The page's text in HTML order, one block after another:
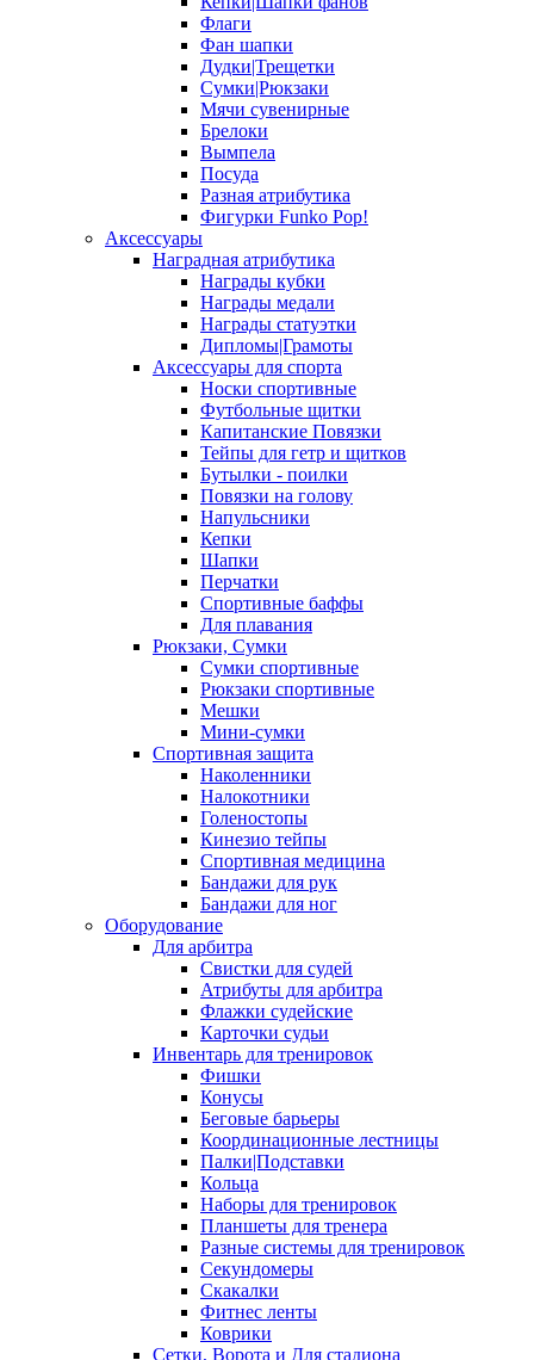
Флаги
Фан шапки
Дудки|Трещетки
Сумки|Рюкзаки
Мячи сувенирные
Брелоки
Вымпела
Посуда
Разная атрибутика
Фигурки Funko Pop!
Аксессуары
Наградная атрибутика
Награды кубки
Награды медали
Награды статуэтки
Дипломы|Грамоты
Аксессуары для спорта
Носки спортивные
Футбольные щитки
Капитанские Повязки
Тейпы для гетр и щитков
Бутылки - поилки
Повязки на голову
Напульсники
Кепки
Шапки
Перчатки
Спортивные баффы
Для плавания
Рюкзаки, Сумки
Сумки спортивные
Рюкзаки спортивные
Мешки
Мини-сумки
Спортивная защита
Наколенники
Налокотники
Голеностопы
Кинезио тейпы
Спортивная медицина
Бандажи для рук
Бандажи для ног
Оборудование
Для арбитра
Свистки для судей
Атрибуты для арбитра
Флажки судейские
Карточки судьи
Инвентарь для тренировок
Фишки
Конусы
Беговые барьеры
Координационные лестницы
Палки|Подставки
Кольца
Наборы для тренировок
Планшеты для тренера
Разные системы для тренировок
Секундомеры
Скакалки
Фитнес ленты
Коврики
Сетки, Ворота и Для стадиона